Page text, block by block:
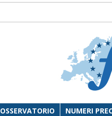
OSSERVATORIO NUMERI